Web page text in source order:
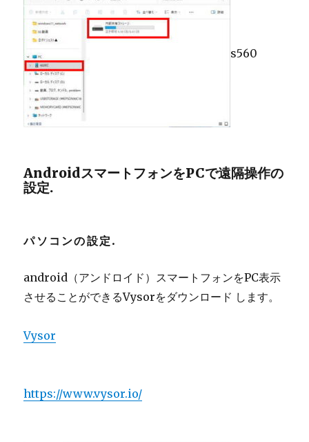
s560
AndroidスマートフォンをPCで遠隔操作の
設定.
パソコンの設定.
android（アンドロイド）スマートフォンをPC表示
させることができるVysorをダウンロード します。
Vysor
https://www.vysor.io/